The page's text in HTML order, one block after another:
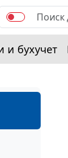
и бухучет